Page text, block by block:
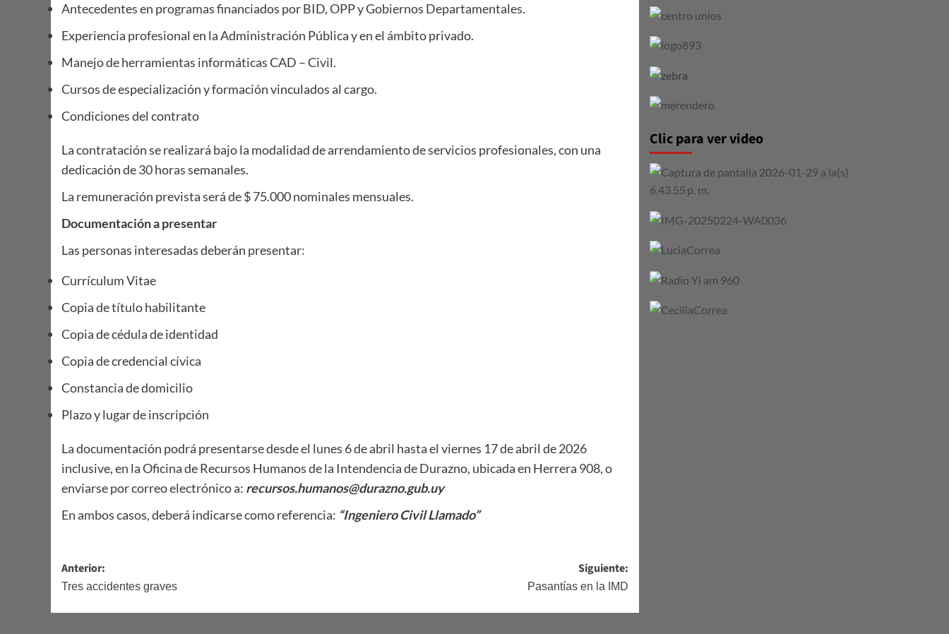
Antecedentes en programas financiados por BID, OPP y Gobiernos Departamentales.
Experiencia profesional en la Administración Pública y en el ámbito privado.
Manejo de herramientas informáticas CAD – Civil.
Cursos de especialización y formación vinculados al cargo.
Condiciones del contrato
La contratación se realizará bajo la modalidad de arrendamiento de servicios profesionales, con una
dedicación de 30 horas semanales.
La remuneración prevista será de $ 75.000 nominales mensuales.
Documentación a presentar
Las personas interesadas deberán presentar:
Currículum Vitae
Copia de título habilitante
Copia de cédula de identidad
Copia de credencial cívica
Constancia de domicilio
Plazo y lugar de inscripción
La documentación podrá presentarse desde el lunes 6 de abril hasta el viernes 17 de abril de 2026
inclusive, en la Oficina de Recursos Humanos de la Intendencia de Durazno, ubicada en Herrera 908, o
enviarse por correo electrónico a: recursos.humanos@durazno.gub.uy
En ambos casos, deberá indicarse como referencia: “Ingeniero Civil Llamado”
Navegación
de
entradas
Anterior:
Tres accidentes graves
Siguiente:
Pasantías en la IMD
Clic para ver video